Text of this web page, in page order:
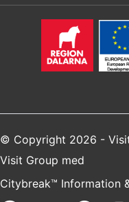
© Copyright 2026 -
Visit Group med
Citybreak™ Information